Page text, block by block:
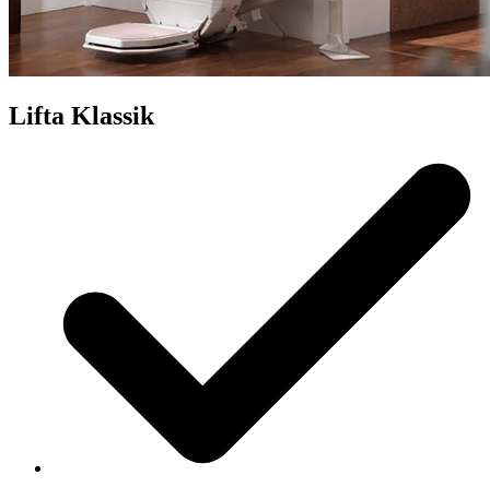
Lifta Klassik